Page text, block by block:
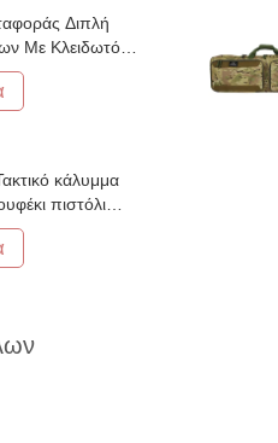
Διπλή
Με Κλειδωτό
κάλυμμα
πιστόλι
και μεταφορά